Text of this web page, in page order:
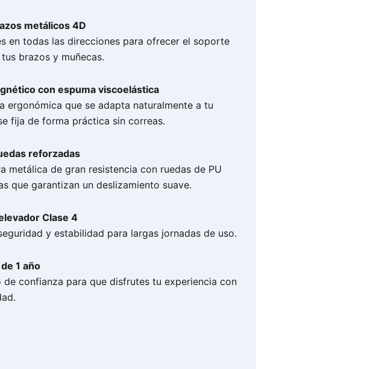
metálicos 4D
en todas las direcciones para ofrecer el soporte
brazos y muñecas.
con espuma viscoelástica
ergonómica que se adapta naturalmente a tu
fija de forma práctica sin correas.
reforzadas
metálica de gran resistencia con ruedas de PU
que garantizan un deslizamiento suave.
Clase 4
y estabilidad para largas jornadas de uso.
1 año
de confianza para que disfrutes tu experiencia con